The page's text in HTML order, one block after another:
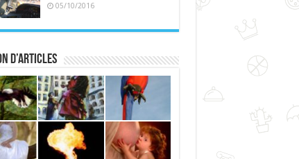
05/10/2016
d’articles